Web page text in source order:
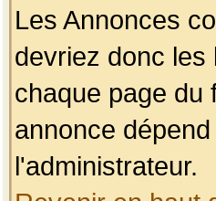
Les Annonces
devriez donc les
chaque page du
annonce
l'administrateur.